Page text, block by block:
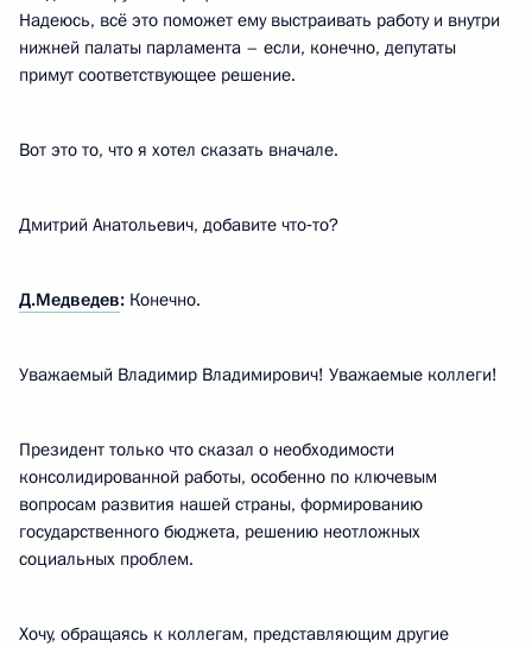
Надеюсь, всё это поможет ему выстраивать работу и внутри
нижней палаты парламента – если, конечно, депутаты
примут соответствующее решение.
Вот это то, что я хотел сказать вначале.
Дмитрий Анатольевич, добавите что‑то?
Д.Медведев: Конечно.
Уважаемый Владимир Владимирович! Уважаемые коллеги!
Президент только что сказал о необходимости
консолидированной работы, особенно по ключевым
вопросам развития нашей страны, формированию
государственного бюджета, решению неотложных
социальных проблем.
Хочу, обращаясь к коллегам, представляющим другие